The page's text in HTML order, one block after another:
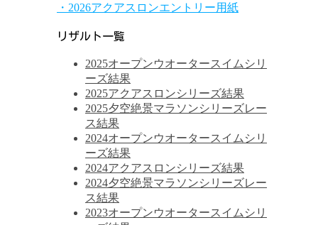
・2026アクアスロンエントリー用紙
リザルト一覧
2025オープンウオータースイムシリ
ーズ結果
2025アクアスロンシリーズ結果
2025夕空絶景マラソンシリーズレー
ス結果
2024オープンウオータースイムシリ
ーズ結果
2024アクアスロンシリーズ結果
2024夕空絶景マラソンシリーズレー
ス結果
2023オープンウオータースイムシリ